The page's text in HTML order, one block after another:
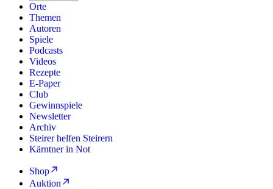
Orte
Themen
Autoren
Spiele
Podcasts
Videos
Rezepte
E-Paper
Club
Gewinnspiele
Newsletter
Archiv
Steirer helfen Steirern
Kärntner in Not
Shop
Auktion